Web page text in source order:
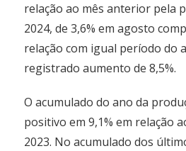
relação ao mês anterior pela
2024, de 3,6% em agosto
relação com igual período do
registrado aumento de 8,5%.
O acumulado do ano da
positivo em 9,1% em relação
2023. No acumulado dos